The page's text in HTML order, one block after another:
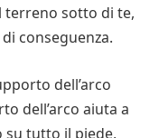
terreno sotto di te,
conseguenza.
dell’arco
dell’arco aiuta a
tutto il piede,